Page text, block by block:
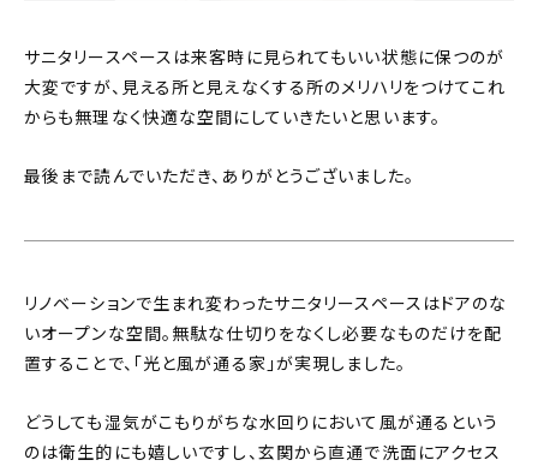
サニタリースペースは来客時に見られてもいい状態に保つのが
大変ですが、見える所と見えなくする所のメリハリをつけてこれ
からも無理なく快適な空間にしていきたいと思います。
最後まで読んでいただき、ありがとうございました。
リノベーションで生まれ変わったサニタリースペースはドアのな
いオープンな空間。無駄な仕切りをなくし必要なものだけを配
置することで、「光と風が通る家」が実現しました。
どうしても湿気がこもりがちな水回りにおいて風が通るという
のは衛生的にも嬉しいですし、玄関から直通で洗面にアクセス